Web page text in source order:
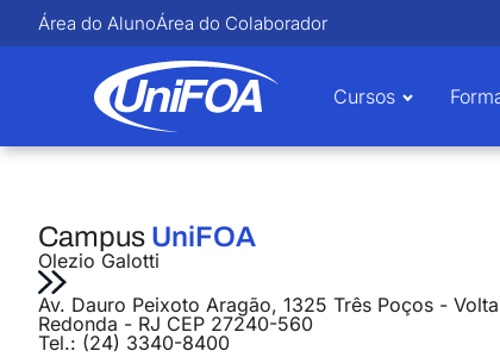
Área do AlunoÁrea do Colaborador
Cursos
Campus UniFOA
Olezio Galotti
Av. Dauro Peixoto Aragão, 1325 Três Poços - Volta
Redonda - RJ CEP 27240-560
Tel.: (24) 3340-8400